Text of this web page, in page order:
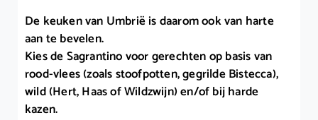
De keuken van Umbrië is daarom ook van harte
aan te bevelen.
Kies de Sagrantino voor gerechten op basis van
rood-vlees (zoals stoofpotten, gegrilde Bistecca),
wild (Hert, Haas of Wildzwijn) en/of bij harde
kazen.